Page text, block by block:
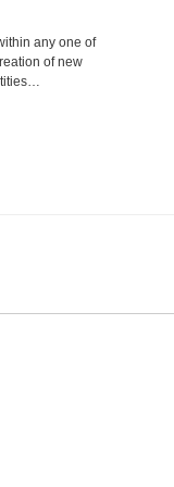
any one of
of new